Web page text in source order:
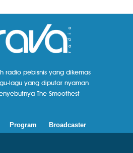
radio pebisnis yang dikemas
lagu yang diputar nyaman
The Smoothest
Program Broadcaster